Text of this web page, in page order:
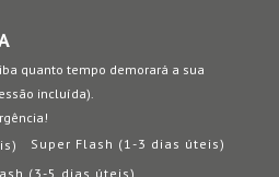
quanto tempo demorará a sua
incluída).
Super Flash (1-3 dias úteis)
(3-5 dias úteis)